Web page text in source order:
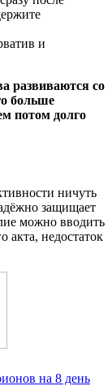
и
развиваются со
больше
потом долго
ничуть
защищает
можно вводить
акта, недостаток
на 8 день